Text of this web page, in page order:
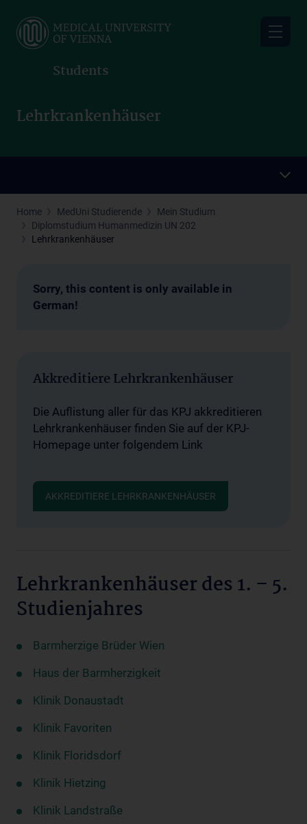
main
Students
Lehrkrankenhäuser
Home MedUni Studierende
Mein Studium
Diplomstudium Humanmedizin UN 202
Lehrkrankenhäuser
Sorry, this content is only available in
German!
Akkreditiere Lehrkrankenhäuser
Die Auflistung aller für das KPJ akkreditieren
Lehrkrankenhäuser finden Sie auf der KPJ-
Homepage unter folgendem Link
AKKREDITIERE LEHRKRANKENHÄUSER
Lehrkrankenhäuser des 1. – 5.
Studienjahres
Barmherzige Brüder Wien
Haus der Barmherzigkeit
Klinik Donaustadt
Klinik Favoriten
Klinik Floridsdorf
Klinik Hietzing
Klinik Landstraße